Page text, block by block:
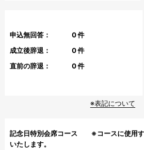
申込無回答： 0件
成立後辞退：
0件
直前の辞退：
0件
※表記について
記念日特別会席コース ※コースに使用す
いたします。